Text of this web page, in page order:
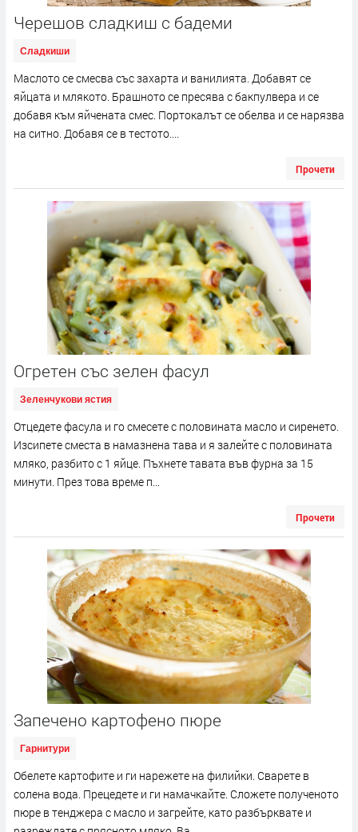
Черешов сладкиш с бадеми
Сладкиши
Маслото се смесва със захарта и ванилията. Добавят се
яйцата и млякото. Брашното се пресява с бакпулвера и се
добавя към яйчената смес. Портокалът се обелва и се нарязва
на ситно. Добавя се в тестото....
Прочети
Огретен със зелен фасул
Зеленчукови ястия
Отцедете фасула и го смесете с половината масло и сиренето.
Изсипете сместа в намазнена тава и я залейте с половината
мляко, разбито с 1 яйце. Пъхнете тавата във фурна за 15
минути. През това време п...
Прочети
Запечено картофено пюре
Гарнитури
Обелете картофите и ги нарежете на филийки. Сварете в
солена вода. Прецедете и ги намачкайте. Сложете полученото
пюре в тенджера с масло и загрейте, като разбърквате и